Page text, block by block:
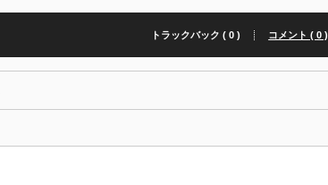
トラックバック ( 0 ) コメント ( 0 )